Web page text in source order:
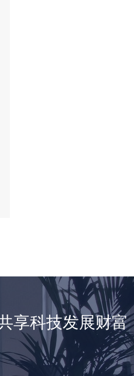
享科技发展财富